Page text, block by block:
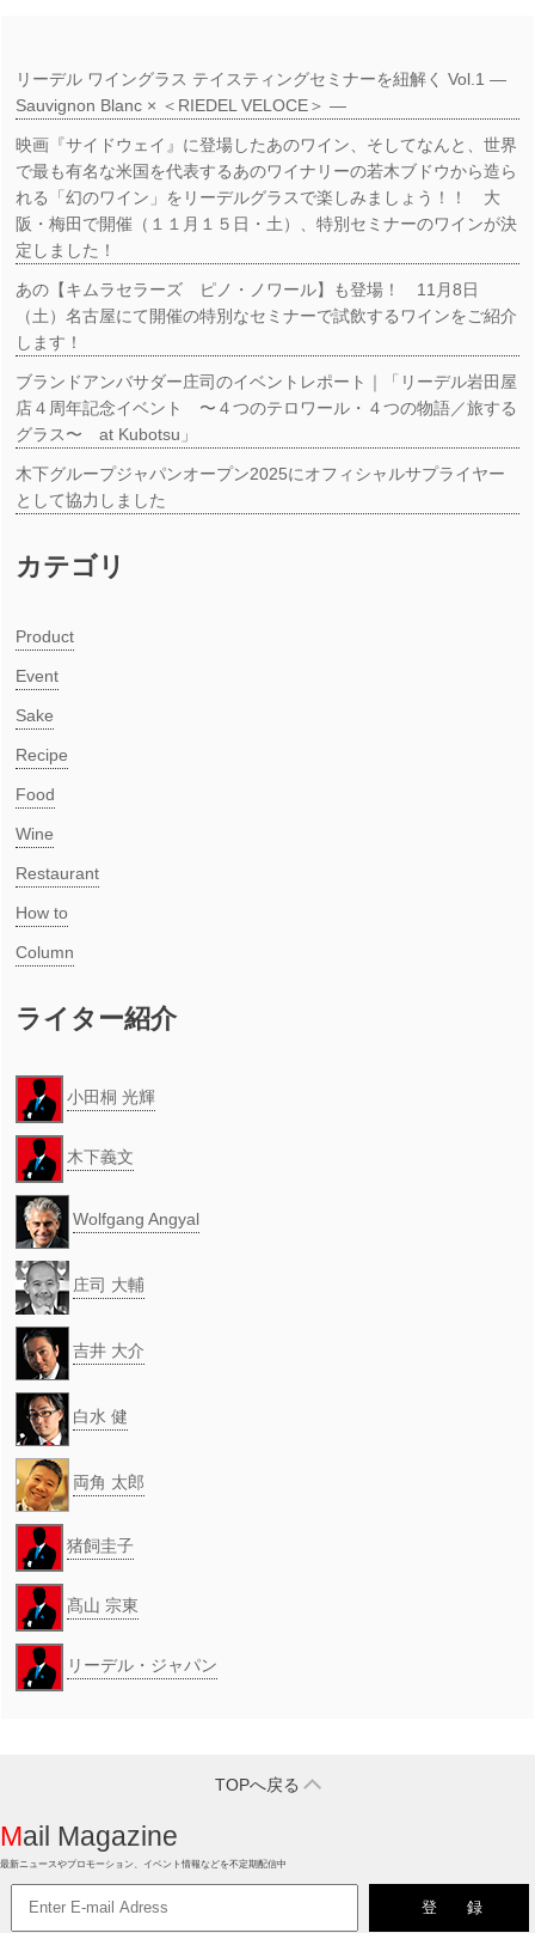
リーデル ワイングラス テイスティングセミナーを紐解く Vol.1 ―
Sauvignon Blanc × ＜RIEDEL VELOCE＞ ―
映画『サイドウェイ』に登場したあのワイン、そしてなんと、世界
で最も有名な米国を代表するあのワイナリーの若木ブドウから造ら
れる「幻のワイン」をリーデルグラスで楽しみましょう！！ 大
阪・梅田で開催（１１月１５日・土）、特別セミナーのワインが決
定しました！
あの【キムラセラーズ ピノ・ノワール】も登場！ 11月8日
（土）名古屋にて開催の特別なセミナーで試飲するワインをご紹介
します！
ブランドアンバサダー庄司のイベントレポート｜「リーデル岩田屋
店４周年記念イベント 〜４つのテロワール・４つの物語／旅する
グラス〜 at Kubotsu」
木下グループジャパンオープン2025にオフィシャルサプライヤー
として協力しました
カテゴリ
Product
Event
Sake
Recipe
Food
Wine
Restaurant
How to
Column
ライター紹介
小田桐 光輝
木下義文
Wolfgang Angyal
庄司 大輔
吉井 大介
白水 健
両角 太郎
猪飼圭子
髙山 宗東
リーデル・ジャパン
TOPへ戻る
Mail Magazine
最新ニュースやプロモーション、イベント情報などを不定期配信中